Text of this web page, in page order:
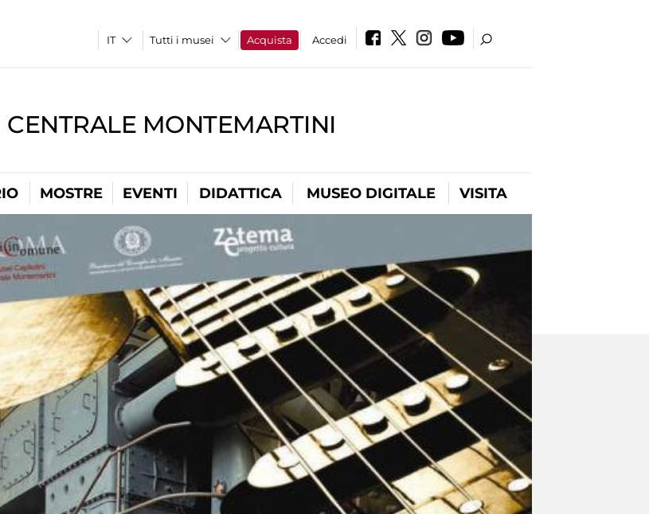
Tutti i musei Acquista Accedi
MONTEMARTINI
MOSTRE EVENTI DIDATTICA MUSEO DIGITALE VISITA